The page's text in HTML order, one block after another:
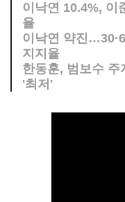
이낙연 10.4%, 이
율
이낙연 약진
지지율
한동훈, 범보수 주
'최저'